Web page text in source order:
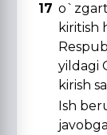
17
kiritish
yildagi
kirish
Ish